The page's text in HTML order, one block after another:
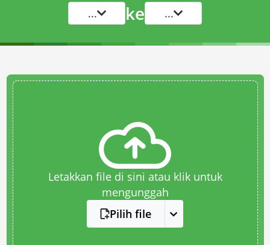
... ke ...
Letakkan file di sini atau klik untuk
mengunggah
Pilih file